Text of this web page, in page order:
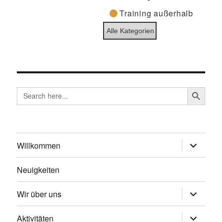
Training außerhalb
Alle Kategorien
Search
for:
SEARCH
Willkommen
öffnen
Neuigkeiten
Wir über uns
öffnen
Aktivitäten